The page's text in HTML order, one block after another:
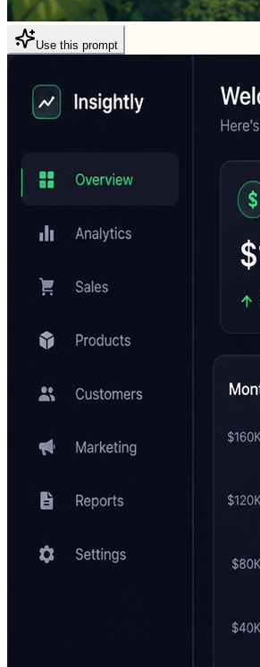
Use this prompt